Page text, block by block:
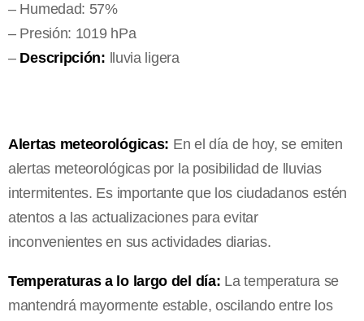
– Humedad: 57%
– Presión: 1019 hPa
– Descripción: lluvia ligera
Alertas meteorológicas: En el día de hoy, se emiten
alertas meteorológicas por la posibilidad de lluvias
intermitentes. Es importante que los ciudadanos estén
atentos a las actualizaciones para evitar
inconvenientes en sus actividades diarias.
Temperaturas a lo largo del día: La temperatura se
mantendrá mayormente estable, oscilando entre los